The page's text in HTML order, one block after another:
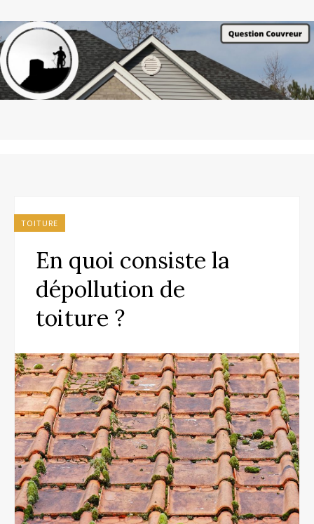
TOITURE
En quoi consiste la
dépollution de
toiture ?